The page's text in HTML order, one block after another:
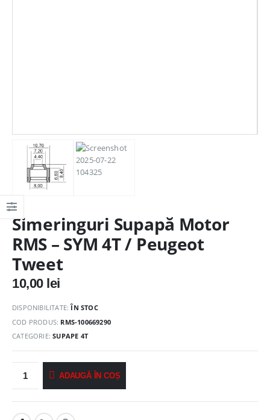
Simeringuri Supapă Motor
RMS – SYM 4T / Peugeot
Tweet
10,00 lei
DISPONIBILITATE:ÎN STOC
COD PRODUS: RMS-100669290
CATEGORIE:SUPAPE 4T
ADAUGĂ ÎN COȘ